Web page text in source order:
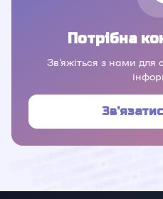
Потрібна
Зв'яжіться з нами для